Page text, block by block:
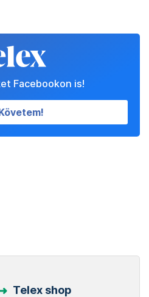
Facebookon is!
Telex shop